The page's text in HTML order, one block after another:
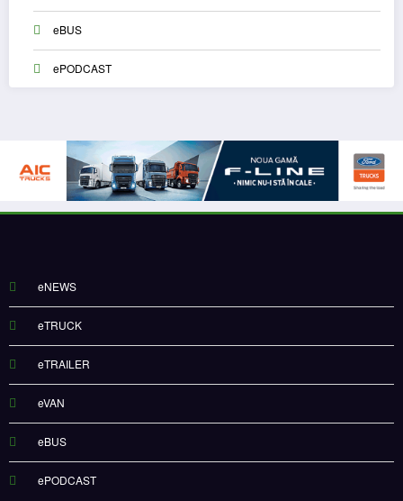
eBUS
ePODCAST
eNEWS
eTRUCK
eTRAILER
eVAN
eBUS
ePODCAST